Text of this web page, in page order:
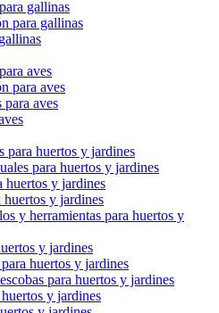
gallinas
para gallinas
aves
para aves
para aves
para huertos y jardines
para huertos y jardines
huertos y jardines
huertos y jardines
y herramientas para huertos y
y jardines
huertos y jardines
para huertos y jardines
y jardines